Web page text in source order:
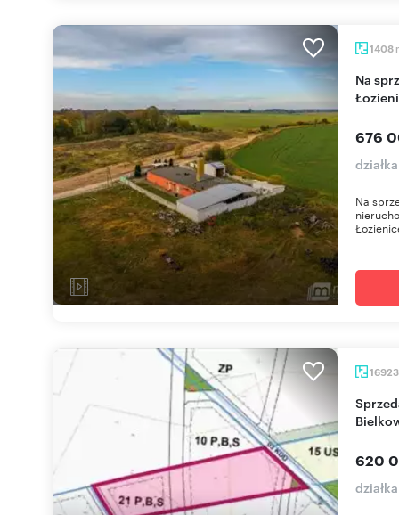
1408
Na sprzedaż działka z zabudową przemysłową w
676
Na
Sprzedam działkę inwestycyjną 1,69 ha w
620